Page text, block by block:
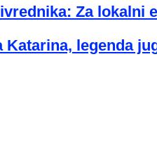
Za lokalni
Katarina, legenda